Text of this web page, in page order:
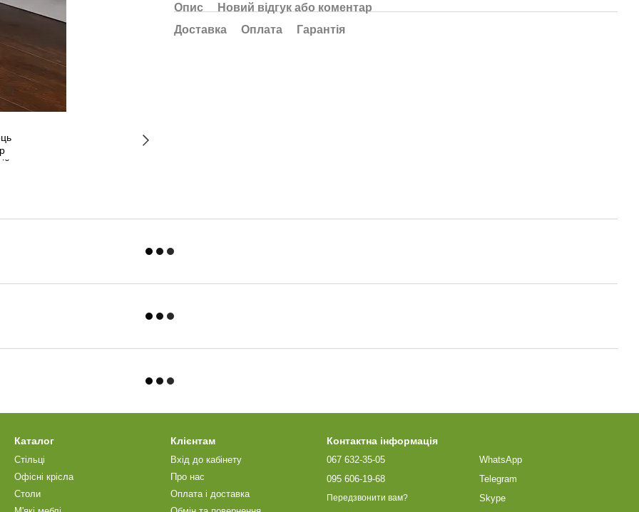
Опис
Новий відгук або коментар
Доставка
Оплата Гарантія
Каталог
Стільці
Офісні крісла
Столи
Клієнтам
Вхід до кабінету
Про нас
Оплата і доставка
Контактна інформація
067 632-35-05
095 606-19-68
Передзвонити вам?
WhatsApp
Telegram
Skype